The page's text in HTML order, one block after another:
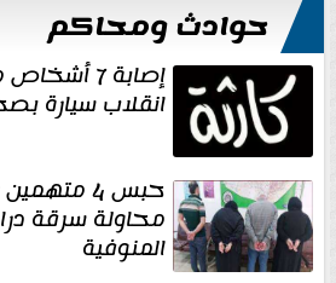
حوادث ومحاكم
إصابة 7
انقلاب سيارة
حبس 4
محاولة سرقة
المنوفية